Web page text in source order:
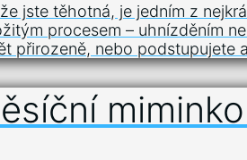
jste těhotná, je jedním z
procesem – uhnízděním
přirozeně, nebo podstupujete